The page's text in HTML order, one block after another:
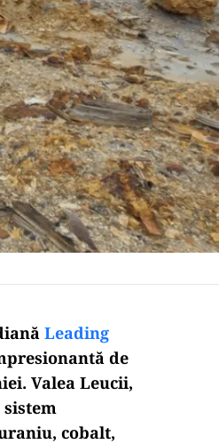
Leading
de
Valea Leucii,
cobalt,